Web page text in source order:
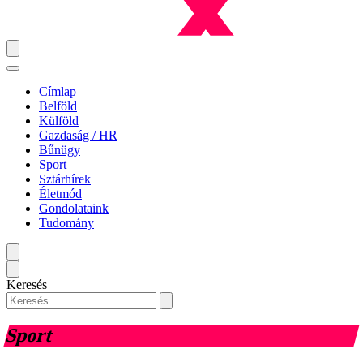
Címlap
Belföld
Külföld
Gazdaság / HR
Bűnügy
Sport
Sztárhírek
Életmód
Gondolataink
Tudomány
Keresés
Sport